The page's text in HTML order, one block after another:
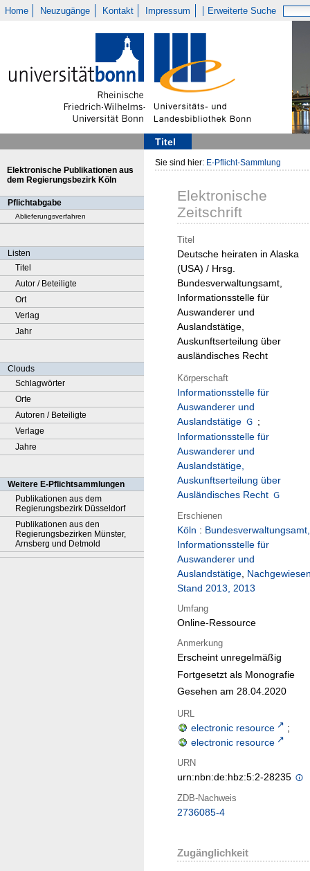
Home Neuzugänge Kontakt Impressum Erweiterte Suche
Titel
Elektronische Publikationen aus
dem Regierungsbezirk Köln
Pflichtabgabe
Ablieferungsverfahren
Listen
Titel
Autor / Beteiligte
Ort
Verlag
Jahr
Clouds
Schlagwörter
Orte
Autoren / Beteiligte
Verlage
Jahre
Weitere E-Pflichtsammlungen
Publikationen aus dem
Regierungsbezirk Düsseldorf
Publikationen aus den
Regierungsbezirken Münster,
Arnsberg und Detmold
Sie sind hier: E-Pflicht-Sammlung
Elektronische
Zeitschrift
Titel
Deutsche heiraten in Alaska
(USA) / Hrsg.
Bundesverwaltungsamt,
Informationsstelle für
Auswanderer und
Auslandstätige,
Auskunftserteilung über
ausländisches Recht
Körperschaft
Informationsstelle für
Auswanderer und
Auslandstätige
;
Informationsstelle für
Auswanderer und
Auslandstätige,
Auskunftserteilung über
Ausländisches Recht
Erschienen
Köln : Bundesverwaltungsamt,
Informationsstelle für
Auswanderer und
Auslandstätige,
Stand 2013, 2013
Umfang
Online-Ressource
Anmerkung
Erscheint unregelmäßig
Fortgesetzt als Monografie
Gesehen am 28.04.2020
URL
electronic resource
;
electronic resource
URN
urn:nbn:de:hbz:5:2-28235
ZDB-Nachweis
2736085-4
Zugänglichkeit